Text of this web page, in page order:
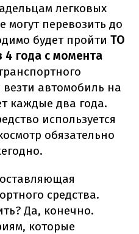
легковых
могут перевозить до
будет пройти ТО
4 года с момента
везти автомобиль на
каждые два года.
используется
обязательно
средства.
Да, конечно.
которые